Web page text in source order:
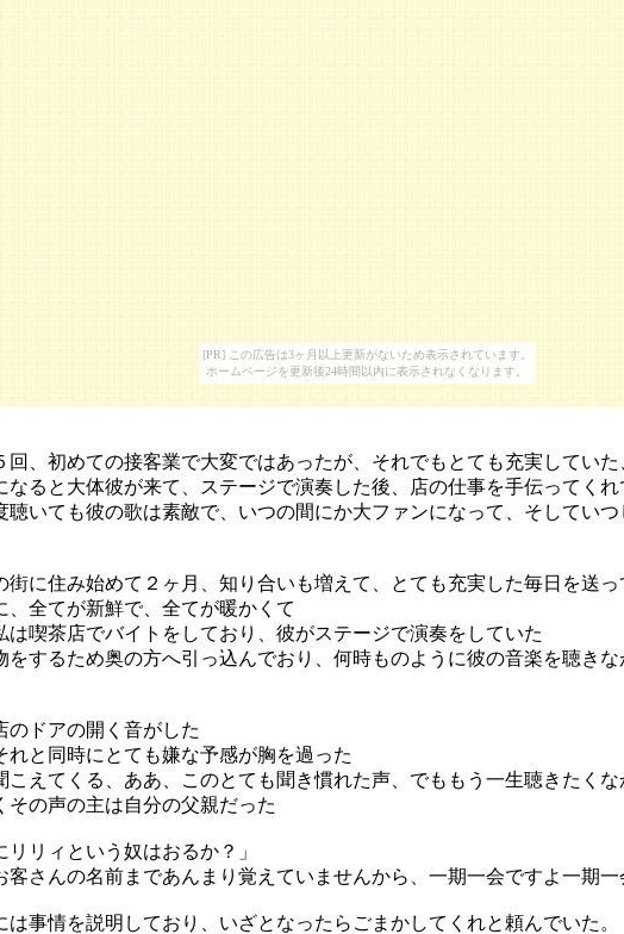
[PR] この広告は3ヶ月以上更新がないため表示されています。
ホームページを更新後24時間以内に表示されなくなります。
回、初めての接客業で大変ではあったが、それでもとても充実していた
なると大体彼が来て、ステージで演奏した後、店の仕事を手伝ってくれ
聴いても彼の歌は素敵で、いつの間にか大ファンになって、そしてい
街に住み始めて２ヶ月、知り合いも増えて、とても充実した毎日を送
、全てが新鮮で、全てが暖かくて
は喫茶店でバイトをしており、彼がステージで演奏をしていた
をするため奥の方へ引っ込んでおり、何時ものように彼の音楽を聴き
のドアの開く音がした
れと同時にとても嫌な予感が胸を過った
こえてくる、ああ、このとても聞き慣れた声、でももう一生聴きたくな
その声の主は自分の父親だった
リリィという奴はおるか？」
客さんの名前まであんまり覚えていませんから、一期一会ですよ一期一
は事情を説明しており、いざとなったらごまかしてくれと頼んでいた。